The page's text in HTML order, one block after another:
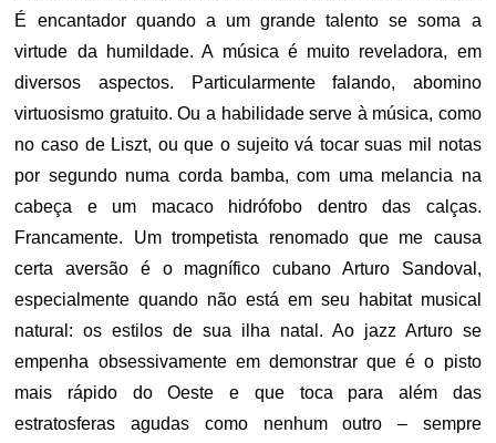
É encantador quando a um grande talento se soma a
virtude da humildade. A música é muito reveladora, em
diversos aspectos. Particularmente falando, abomino
virtuosismo gratuito. Ou a habilidade serve à música, como
no caso de Liszt, ou que o sujeito vá tocar suas mil notas
por segundo numa corda bamba, com uma melancia na
cabeça e um macaco hidrófobo dentro das calças.
Francamente. Um trompetista renomado que me causa
certa aversão é o magnífico cubano Arturo Sandoval,
especialmente quando não está em seu habitat musical
natural: os estilos de sua ilha natal. Ao jazz Arturo se
empenha obsessivamente em demonstrar que é o pisto
mais rápido do Oeste e que toca para além das
estratosferas agudas como nenhum outro – sempre